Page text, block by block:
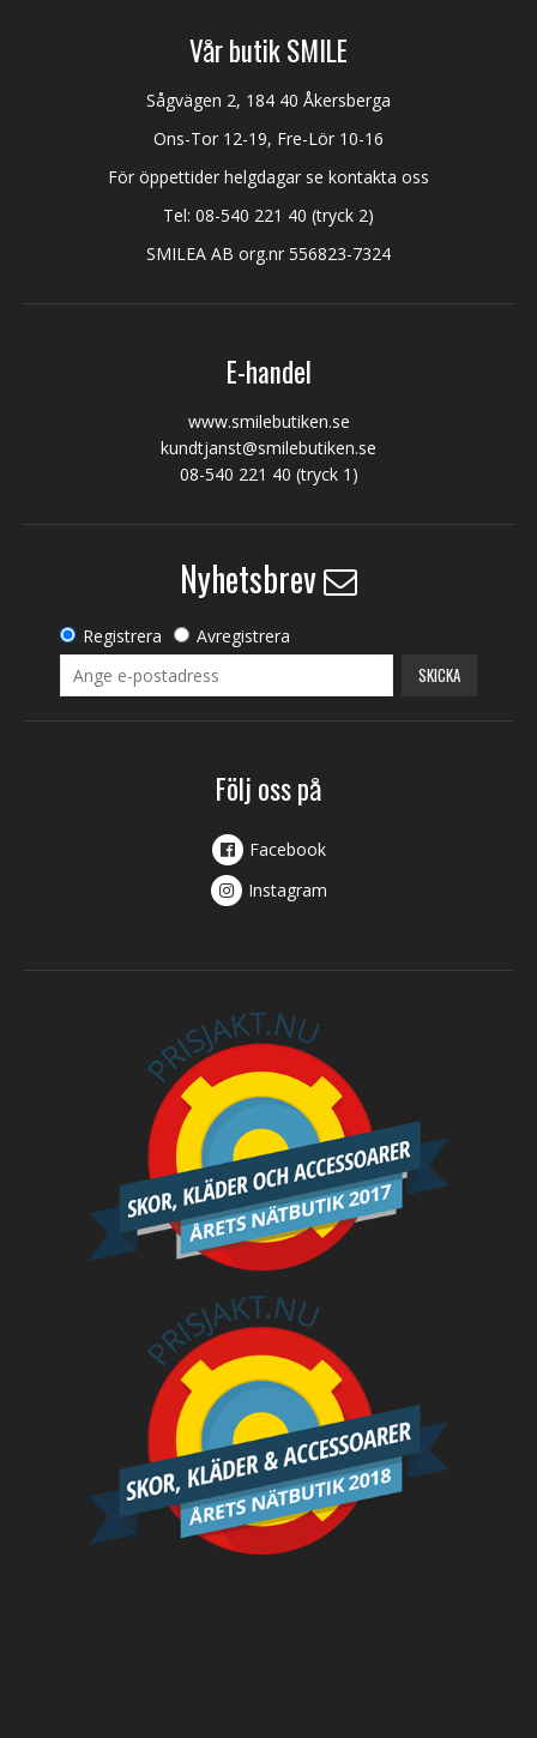
Vår butik SMILE
Sågvägen 2, 184 40 Åkersberga
Ons-Tor 12-19, Fre-Lör 10-16
För öppettider helgdagar se kontakta oss
Tel: 08-540 221 40 (tryck 2)
SMILEA AB org.nr 556823-7324
E-handel
www.smilebutiken.se
kundtjanst@smilebutiken.se
08-540 221 40 (tryck 1)
Nyhetsbrev
Registrera Avregistrera
SKICKA
Följ oss på
Facebook
Instagram